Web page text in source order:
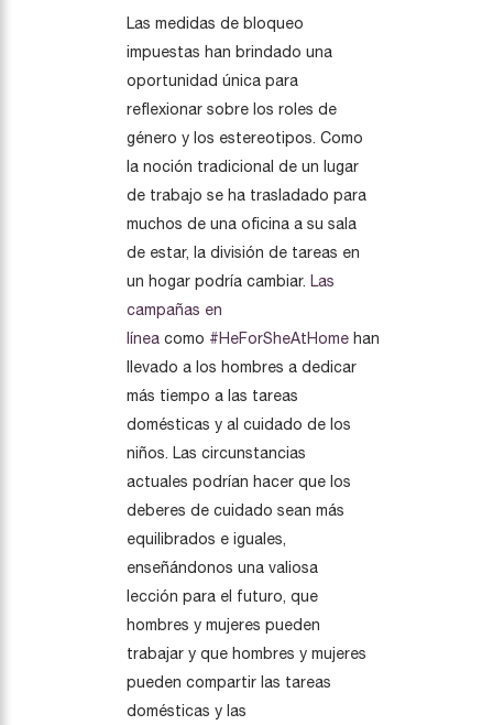
Las medidas de bloqueo
impuestas han brindado una
oportunidad única para
reflexionar sobre los roles de
género y los estereotipos. Como
la noción tradicional de un lugar
de trabajo se ha trasladado para
muchos de una oficina a su sala
de estar, la división de tareas en
un hogar podría cambiar. Las
campañas en
línea como #HeForSheAtHome han
llevado a los hombres a dedicar
más tiempo a las tareas
domésticas y al cuidado de los
niños. Las circunstancias
actuales podrían hacer que los
deberes de cuidado sean más
equilibrados e iguales,
enseñándonos una valiosa
lección para el futuro, que
hombres y mujeres pueden
trabajar y que hombres y mujeres
pueden compartir las tareas
domésticas y las